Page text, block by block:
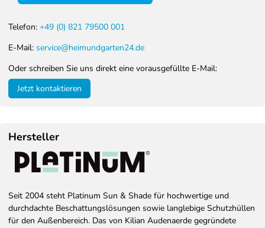
Telefon: +49 (0) 821 79500 001
E-Mail: service@heimundgarten24.de
Oder schreiben Sie uns direkt eine vorausgefüllte E-Mail:
Jetzt kontaktieren
Hersteller
Seit 2004 steht Platinum Sun & Shade für hochwertige und
durchdachte Beschattungslösungen sowie langlebige Schutzhüllen
für den Außenbereich. Das von Kilian Audenaerde gegründete